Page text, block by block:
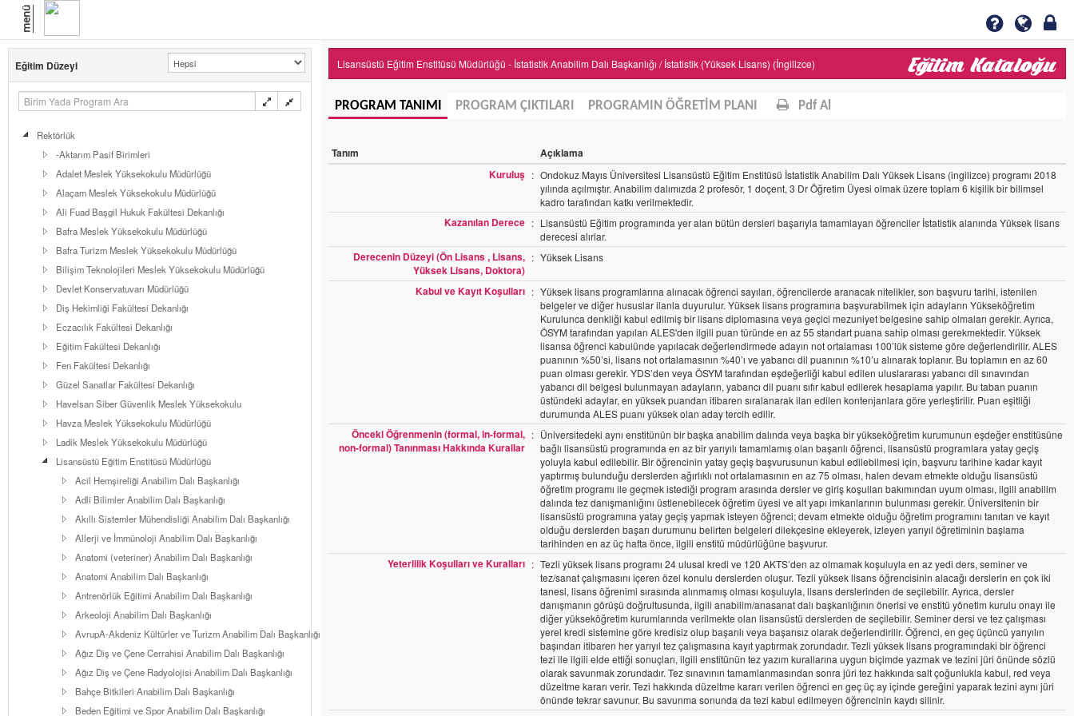
menü
Eğitim Düzeyi
Rektörlük
-Aktarım Pasif Birimleri
Adalet Meslek Yüksekokulu Müdürlüğü
Alaçam Meslek Yüksekokulu Müdürlüğü
Ali Fuad Başgil Hukuk Fakültesi Dekanlığı
Bafra Meslek Yüksekokulu Müdürlüğü
Bafra Turizm Meslek Yüksekokulu Müdürlüğü
Bilişim Teknolojileri Meslek Yüksekokulu Müdürlüğü
Devlet Konservatuvarı Müdürlüğü
Diş Hekimliği Fakültesi Dekanlığı
Eczacılık Fakültesi Dekanlığı
Eğitim Fakültesi Dekanlığı
Fen Fakültesi Dekanlığı
Güzel Sanatlar Fakültesi Dekanlığı
Havelsan Siber Güvenlik Meslek Yüksekokulu
Havza Meslek Yüksekokulu Müdürlüğü
Ladik Meslek Yüksekokulu Müdürlüğü
Lisansüstü Eğitim Enstitüsü Müdürlüğü
Acil Hemşireliği Anabilim Dalı Başkanlığı
Adli Bilimler Anabilim Dalı Başkanlığı
Akıllı Sistemler Mühendisliği Anabilim Dalı Başkanlığı
Allerji ve İmmünoloji Anabilim Dalı Başkanlığı
Anatomi (veteriner) Anabilim Dalı Başkanlığı
Anatomi Anabilim Dalı Başkanlığı
Antrenörlük Eğitimi Anabilim Dalı Başkanlığı
Arkeoloji Anabilim Dalı Başkanlığı
AvrupA-Akdeniz Kültürler ve Turizm Anabilim Dalı Başkanlığı
Ağız Diş ve Çene Cerrahisi Anabilim Dalı Başkanlığı
Ağız Diş ve Çene Radyolojisi Anabilim Dalı Başkanlığı
Bahçe Bitkileri Anabilim Dalı Başkanlığı
Beden Eğitimi ve Spor Anabilim Dalı Başkanlığı
Lisansüstü Eğitim Enstitüsü Müdürlüğü - İstatistik Anabilim Dalı Başkanlığı / İstatistik (Yüksek Lisans) (İngilizce)
PROGRAM TANIMI PROGRAM ÇIKTILARI PROGRAMIN ÖĞRETİM PLANI Pdf Al
Tanım
Açıklama
Kuruluş : Ondokuz Mayıs Üniversitesi Lisansüstü Eğitim Enstitüsü İstatistik Anabilim Dalı Yüksek Lisans (ingilizce) programı 2018
yılında açılmıştır. Anabilim dalımızda 2 profesör, 1 doçent, 3 Dr Öğretim Üyesi olmak üzere toplam 6 kişilik bir bilimsel
kadro tarafından katkı verilmektedir.
Kazanılan Derece : Lisansüstü Eğitim programında yer alan bütün dersleri başarıyla tamamlayan öğrenciler İstatistik alanında Yüksek lisans
derecesi alırlar.
Derecenin Düzeyi (Ön Lisans , Lisans,
Yüksek Lisans, Doktora)
: Yüksek Lisans
Kabul ve Kayıt Koşulları : Yüksek lisans programlarına alınacak öğrenci sayıları, öğrencilerde aranacak nitelikler, son başvuru tarihi, istenilen
belgeler ve diğer hususlar ilanla duyurulur. Yüksek lisans programına başvurabilmek için adayların Yükseköğretim
Kurulunca denkliği kabul edilmiş bir lisans diplomasına veya geçici mezuniyet belgesine sahip olmaları gerekir. Ayrıca,
ÖSYM tarafından yapılan ALES'den ilgili puan türünde en az 55 standart puana sahip olması gerekmektedir. Yüksek
lisansa öğrenci kabulünde yapılacak değerlendirmede adayın not ortalaması 100’lük sisteme göre değerlendirilir. ALES
puanının %50’si, lisans not ortalamasının %40’ı ve yabancı dil puanının %10’u alınarak toplanır. Bu toplamın en az 60
puan olması gerekir. YDS’den veya ÖSYM tarafından eşdeğerliği kabul edilen uluslararası yabancı dil sınavından
yabancı dil belgesi bulunmayan adayların, yabancı dil puanı sıfır kabul edilerek hesaplama yapılır. Bu taban puanın
üstündeki adaylar, en yüksek puandan itibaren sıralanarak ilan edilen kontenjanlara göre yerleştirilir. Puan eşitliği
durumunda ALES puanı yüksek olan aday tercih edilir.
Önceki Öğrenmenin (formal, in-formal,
non-formal) Tanınması Hakkında Kurallar
: Üniversitedeki aynı enstitünün bir başka anabilim dalında veya başka bir yükseköğretim kurumunun eşdeğer enstitüsüne
bağlı lisansüstü programında en az bir yarıyılı tamamlamış olan başarılı öğrenci, lisansüstü programlara yatay geçiş
yoluyla kabul edilebilir. Bir öğrencinin yatay geçiş başvurusunun kabul edilebilmesi için, başvuru tarihine kadar kayıt
yaptırmış bulunduğu derslerden ağırlıklı not ortalamasının en az 75 olması, halen devam etmekte olduğu lisansüstü
öğretim programı ile geçmek istediği program arasında dersler ve giriş koşulları bakımından uyum olması, ilgili anabilim
dalında tez danışmanlığını üstlenebilecek öğretim üyesi ve alt yapı imkanlarının bulunması gerekir. Üniversitenin bir
lisansüstü programına yatay geçiş yapmak isteyen öğrenci; devam etmekte olduğu öğretim programını tanıtan ve kayıt
olduğu derslerden başarı durumunu belirten belgeleri dilekçesine ekleyerek, izleyen yarıyıl öğretiminin başlama
tarihinden en az üç hafta önce, ilgili enstitü müdürlüğüne başvurur.
Yeterlilik Koşulları ve Kuralları : Tezli yüksek lisans programı 24 ulusal kredi ve 120 AKTS’den az olmamak koşuluyla en az yedi ders, seminer ve
tez/sanat çalışmasını içeren özel konulu derslerden oluşur. Tezli yüksek lisans öğrencisinin alacağı derslerin en çok iki
tanesi, lisans öğrenimi sırasında alınmamış olması koşuluyla, lisans derslerinden de seçilebilir. Ayrıca, dersler
danışmanın görüşü doğrultusunda, ilgili anabilim/anasanat dalı başkanlığının önerisi ve enstitü yönetim kurulu onayı ile
diğer yükseköğretim kurumlarında verilmekte olan lisansüstü derslerden de seçilebilir. Seminer dersi ve tez çalışması
yerel kredi sistemine göre kredisiz olup başarılı veya başarısız olarak değerlendirilir. Öğrenci, en geç üçüncü yarıyılın
başından itibaren her yarıyıl tez çalışmasına kayıt yaptırmak zorundadır. Tezli yüksek lisans programındaki bir öğrenci
tezi ile ilgili elde ettiği sonuçları, ilgili enstitünün tez yazım kurallarına uygun biçimde yazmak ve tezini jüri önünde sözlü
olarak savunmak zorundadır. Tez sınavının tamamlanmasından sonra jüri tez hakkında salt çoğunlukla kabul, red veya
düzeltme kararı verir. Tezi hakkında düzeltme kararı verilen öğrenci en geç üç ay içinde gereğini yaparak tezini aynı jüri
önünde tekrar savunur. Bu savunma sonunda da tezi kabul edilmeyen öğrencinin kaydı silinir.